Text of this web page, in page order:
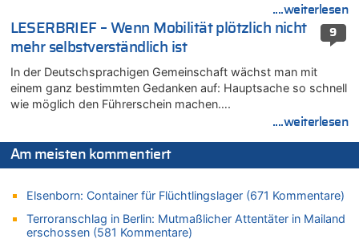
07.08.2026 - 01:03 von Hugo Egon Bernhard von Sinnen zu
Zweite Hitzewelle in diesem Sommer ist jetzt amtlich
07.08.2026 - 00:50 von WK zu
Wie kam es zur Ceuta-Krise?
07.08.2026 - 00:06 von 5/11 zu
Mehrere Menschen in Londons City niedergestochen
06.08.2026 - 23:53 von Foto Anneliese zu
Mehrere Menschen in Londons City niedergestochen
FIFA-Spitze demonstriert Einigkeit trotz Kritik und neuer
Vorwürfe gegen Präsident Gianni Infantino
06.08.2026 - 22:48 von DG zu
....weiterlesen
9
LESERBRIEF – Wenn Mobilität plötzlich nicht
mehr selbstverständlich ist
In der Deutschsprachigen Gemeinschaft wächst man mit
einem ganz bestimmten Gedanken auf: Hauptsache so schnell
wie möglich den Führerschein machen….
....weiterlesen
Am meisten kommentiert
Elsenborn: Container für Flüchtlingslager (671 Kommentare)
Terroranschlag in Berlin: Mutmaßlicher Attentäter in Mailand
erschossen (581 Kommentare)